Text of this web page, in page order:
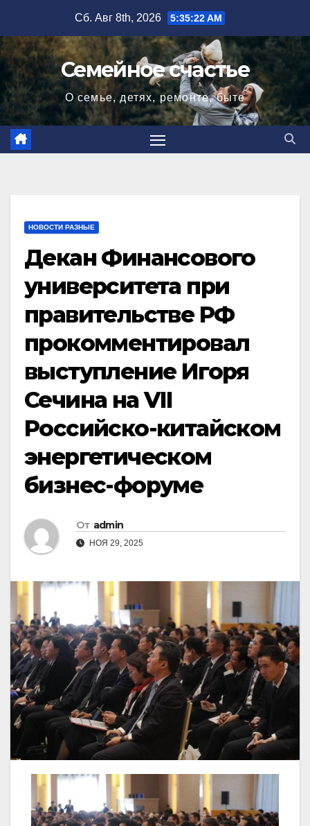
содержимому
Сб. Авг 8th, 2026 5:35:23 AM
Семейное счастье
О семье, детях, ремонте, быте
НОВОСТИ РАЗНЫЕ
Декан Финансового
университета при
правительстве РФ
прокомментировал
выступление Игоря
Сечина на VII
Российско-китайском
энергетическом
бизнес-форуме
От admin
НОЯ 29, 2025